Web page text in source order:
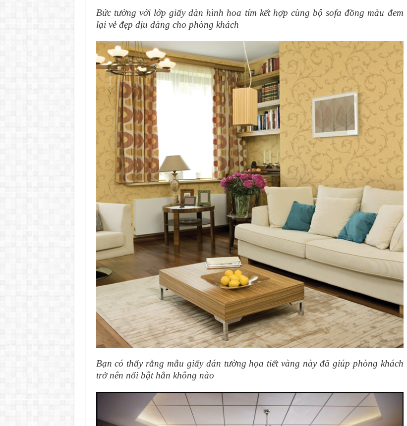
Bức tường với lớp giấy dàn hình hoa tím kết hợp cùng bộ sofa đồng màu đem
lại vẻ đẹp dịu dàng cho phòng khách
Bạn có thấy rằng mẫu giấy dán tường họa tiết vàng này đã giúp phòng khách
trở nên nổi bật hẳn không nào